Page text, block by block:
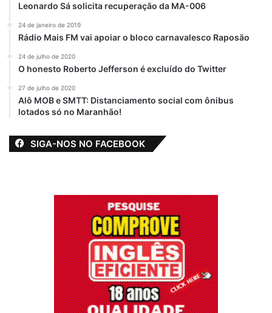
Leonardo Sá solicita recuperação da MA-006
24 de janeiro de 2019
Rádio Mais FM vai apoiar o bloco carnavalesco Raposão
24 de julho de 2020
O honesto Roberto Jefferson é excluído do Twitter
27 de julho de 2020
Alô MOB e SMTT: Distanciamento social com ônibus
lotados só no Maranhão!
SIGA-NOS NO FACEBOOK